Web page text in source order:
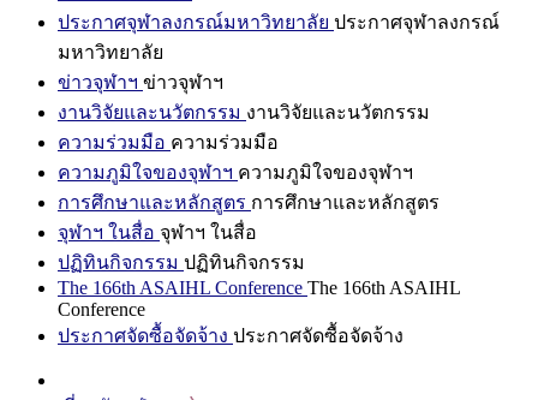
ประกาศจุฬาลงกรณ์มหาวิทยาลัย ประกาศจุฬาลงกรณ์
มหาวิทยาลัย
ข่าวจุฬาฯ ข่าวจุฬาฯ
งานวิจัยและนวัตกรรม งานวิจัยและนวัตกรรม
ความร่วมมือ ความร่วมมือ
ความภูมิใจของจุฬาฯ ความภูมิใจของจุฬาฯ
การศึกษาและหลักสูตร การศึกษาและหลักสูตร
จุฬาฯ ในสื่อ จุฬาฯ ในสื่อ
ปฏิทินกิจกรรม ปฏิทินกิจกรรม
The 166th ASAIHL Conference The 166th ASAIHL
Conference
ประกาศจัดซื้อจัดจ้าง ประกาศจัดซื้อจัดจ้าง